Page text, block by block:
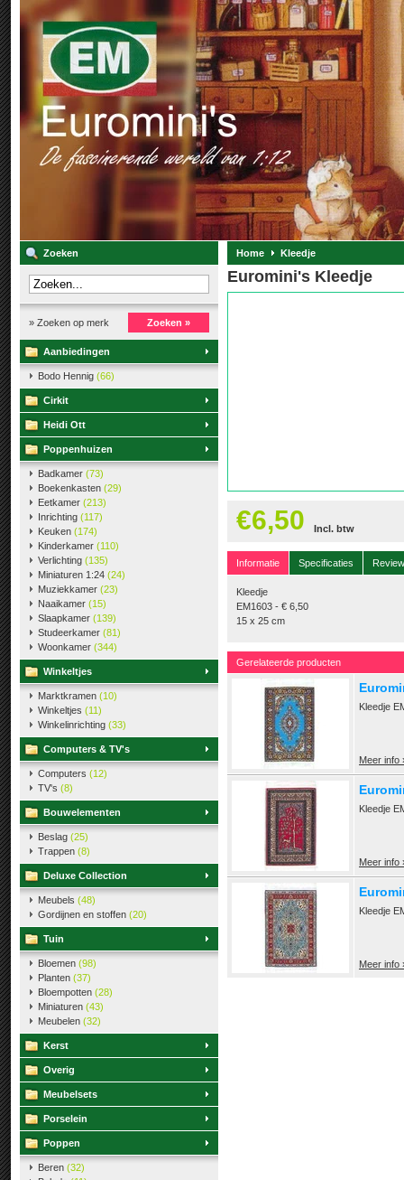
Zoeken
» Zoeken op merk Zoeken »
Aanbiedingen
Bodo Hennig (66)
Cirkit
Heidi Ott
Poppenhuizen
Badkamer (73)
Boekenkasten (29)
Eetkamer (213)
Inrichting (117)
Keuken (174)
Kinderkamer (110)
Verlichting (135)
Miniaturen 1:24 (24)
Muziekkamer (23)
Naaikamer (15)
Slaapkamer (139)
Studeerkamer (81)
Woonkamer (344)
Winkeltjes
Marktkramen (10)
Winkeltjes (11)
Winkelinrichting (33)
Computers & TV's
Computers (12)
TV's (8)
Bouwelementen
Beslag (25)
Trappen (8)
Deluxe Collection
Meubels (48)
Gordijnen en stoffen (20)
Tuin
Bloemen (98)
Planten (37)
Bloempotten (28)
Miniaturen (43)
Meubelen (32)
Kerst
Overig
Meubelsets
Porselein
Poppen
Beren (32)
Home Kleedje
Euromini's Kleedje
€6,50 Incl. btw
Informatie Specificaties
Kleedje
EM1603 - € 6,50
15 x 25 cm
Gerelateerde producten
Kleedje
Meer info
Kleedje
Meer info
Kleedje
Meer info